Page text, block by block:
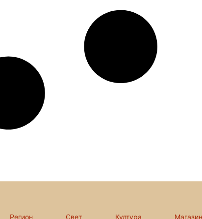
Регион Свет Култура Магазин